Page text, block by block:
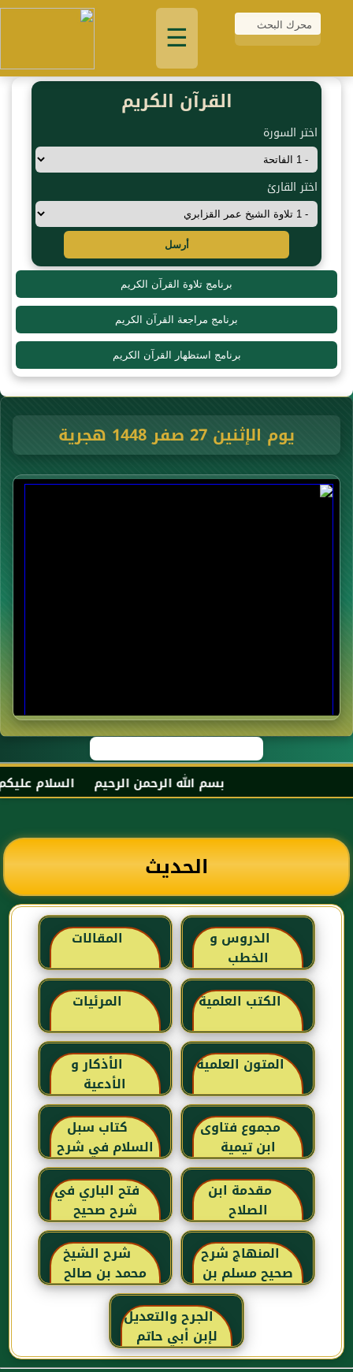
☰
القرآن الكريم
اختر السورة
اختر القارئ
أرسل
برنامج تلاوة القرآن الكريم
برنامج مراجعة القرآن الكريم
برنامج استظهار القرآن الكريم
يوم الإثنين 27 صفر 1448 هجرية
بسم الله الرحمن الرحيم السلام
الحديث
الدروس و
الخطب
المقالات
الكتب العلمية المرئيات
المتون العلمية
الأذكار و
الأدعية
مجموع فتاوى
ابن تيمية
كتاب سبل
السلام في شرح
بلوغ المرام للإمام
الصنعاني رحمه
الله
مقدمة ابن
الصلاح
فتح الباري في
شرح صحيح
البخاري للحافظ
ابن حجر
العسقلاني
المنهاج شرح
صحيح مسلم بن
الحجاج
شرح الشيخ
محمد بن صالح
العثيمين لكتاب
رياض الصالحين
للإمام النووي
رحمهم الله تعالى
الجرح والتعديل
لإبن أبي حاتم